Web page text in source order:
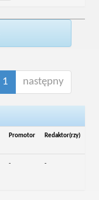
1 następny
Promotor Redaktor(rzy)
- -